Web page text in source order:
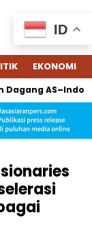
EKONOMI
ID